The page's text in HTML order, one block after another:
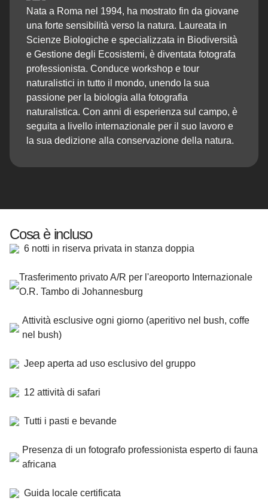
Nata a Roma nel 1994, ha mostrato fin da giovane
una forte sensibilità verso la natura. Laureata in
Scienze Biologiche e specializzata in Biodiversità
e Gestione degli Ecosistemi, è diventata fotografa
professionista. Conduce workshop e tour
naturalistici in tutto il mondo, unendo la sua
passione per la biologia alla fotografia
naturalistica. Con anni di esperienza sul campo, è
seguita a livello internazionale per il suo lavoro e
la sua dedizione alla conservazione della natura.
Cosa è incluso
6 notti in riserva privata in stanza doppia
Trasferimento privato A/R per l'areoporto Internazionale
O.R. Tambo di Johannesburg
Attività esclusive ogni giorno (aperitivo nel bush, coffe
nel bush)
Jeep aperta ad uso esclusivo del gruppo
12 attività di safari
Tutti i pasti e bevande
Presenza di un fotografo professionista esperto di fauna
africana
Guida locale certificata